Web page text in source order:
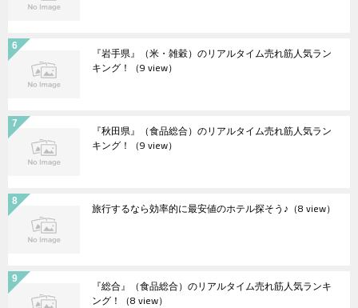
『岩手県』（米・雑穀）のリアルタイム売れ筋人気ラン
キング！ （9 view）
『秋田県』（食品総合）のリアルタイム売れ筋人気ラン
キング！ （9 view）
旅行するなら効率的に最安値のホテル探そう♪ （8 view）
『総合』（食品総合）のリアルタイム売れ筋人気ランキ
ング！ （8 view）